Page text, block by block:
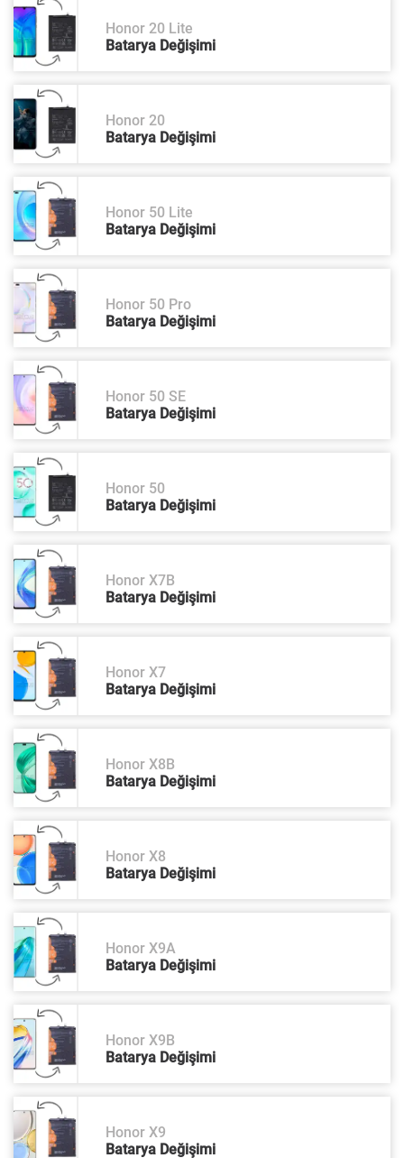
Honor 20 Lite
Batarya Değişimi
Honor 20
Batarya Değişimi
Honor 50 Lite
Batarya Değişimi
Honor 50 Pro
Batarya Değişimi
Honor 50 SE
Batarya Değişimi
Honor 50
Batarya Değişimi
Honor X7B
Batarya Değişimi
Honor X7
Batarya Değişimi
Honor X8B
Batarya Değişimi
Honor X8
Batarya Değişimi
Honor X9A
Batarya Değişimi
Honor X9B
Batarya Değişimi
Honor X9
Batarya Değişimi